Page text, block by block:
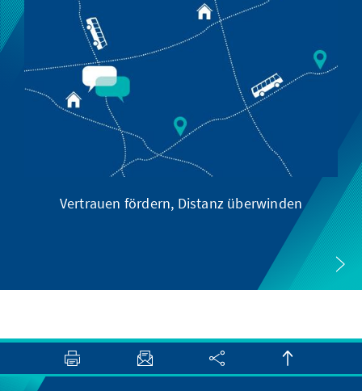
Vertrauen fördern, Distanz überwinden